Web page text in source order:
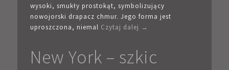
wysoki, smukły prostokąt, symbolizujący
nowojorski drapacz chmur. Jego forma jest
uproszczona, niemal Czytaj dalej →
New York – szkic